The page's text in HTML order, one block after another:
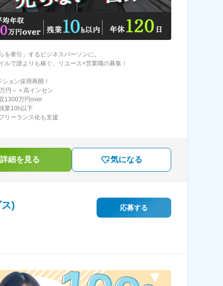
を牽引」するビジネスパーソンに。
ルで誰よりも稼ぐ、リユース×営業職の募集！
ョン採用再開！
円～＋高インセン
1300万円over
業10h以下
リーランス化も支援
細を見る 気になる
) 応募する